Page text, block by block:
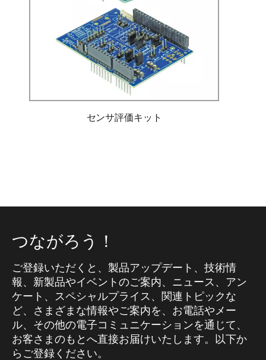
センサ評価キット
つながろう！
ご登録いただくと、製品アップデート、技術情
報、新製品やイベントのご案内、ニュース、アン
ケート、スペシャルプライス、関連トピックな
ど、さまざまな情報やご案内を、お電話やメー
ル、その他の電子コミュニケーションを通じて、
お客さまのもとへ直接お届けいたします。以下か
らご登録ください。